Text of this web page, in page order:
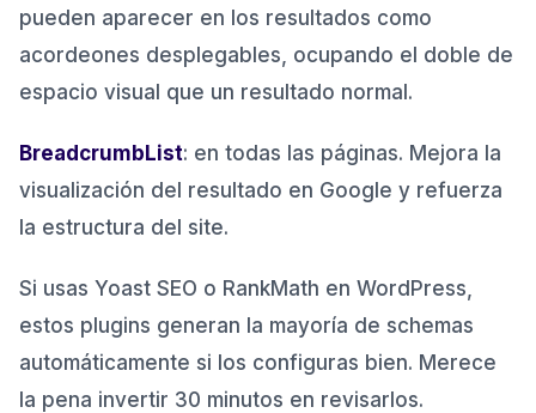
pueden aparecer en los resultados como
acordeones desplegables, ocupando el doble de
espacio visual que un resultado normal.
BreadcrumbList: en todas las páginas. Mejora la
visualización del resultado en Google y refuerza
la estructura del site.
Si usas Yoast SEO o RankMath en WordPress,
estos plugins generan la mayoría de schemas
automáticamente si los configuras bien. Merece
la pena invertir 30 minutos en revisarlos.